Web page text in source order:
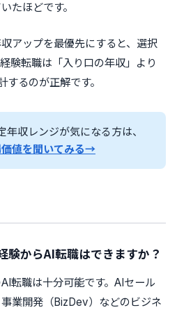
たほどです。
アップを最優先にすると、選択
験転職は「入り口の年収」より
するのが正解です。
年収レンジが気になる方は、
価値を聞いてみる→
験からAI転職はできますか？
転職は十分可能です。AIセール
業開発（BizDev）などのビジネ